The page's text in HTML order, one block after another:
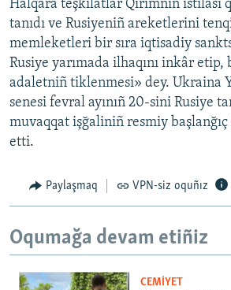
Halqara teşkilâtlar Qırımnıñ istilâsı
tanıdı ve Rusiyeniñ areketlerini
memleketleri bir sıra iqtisadiy
Rusiye yarımada ilhaqını inkâr
adaletniñ tiklenmesi» dey. Ukraina
senesi fevral ayınıñ 20-sini Rusiye
muvaqqat işğaliniñ resmiy
etti.
Paylaşmaq VPN-siz oquñız
Oqumağa devam etiñiz
CEMİYET